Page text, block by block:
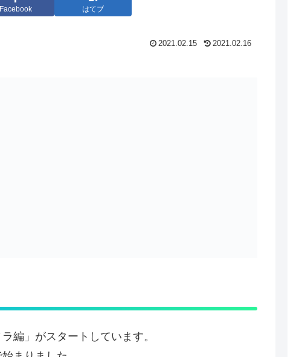
Facebook はてブ
2021.02.15 2021.02.16
編」がスタートしています。